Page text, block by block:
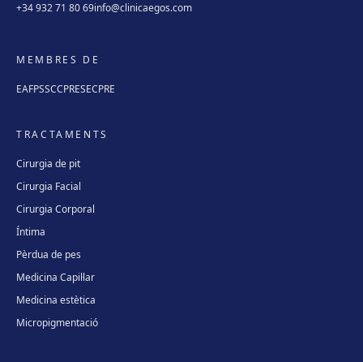
+34 932 71 80 69info@clinicaegos.com
MEMBRES DE
EAFPSSCCPRESECPRE
TRACTAMENTS
Cirurgia de pit
Cirurgia Facial
Cirurgia Corporal
Íntima
Pèrdua de pes
Medicina Capil·lar
Medicina estètica
Micropigmentació